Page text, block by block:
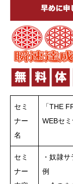
セミ
ナー
名
「THE
WEBセ
セミ
ナー
・奴隷
例